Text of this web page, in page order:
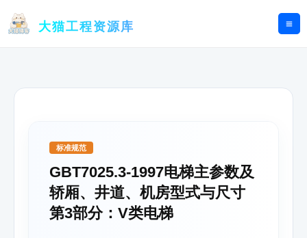
大猫工程资源库
标准规范
GBT7025.3-1997电梯主参数及
轿厢、井道、机房型式与尺寸
第3部分：V类电梯